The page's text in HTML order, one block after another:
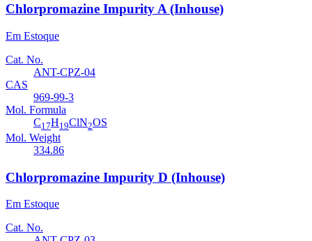
Chlorpromazine Impurity A (Inhouse)
Em Estoque
Cat. No.
ANT-CPZ-04
CAS
969-99-3
Mol. Formula
C17H19ClN2OS
Mol. Weight
334.86
Chlorpromazine Impurity D (Inhouse)
Em Estoque
Cat. No.